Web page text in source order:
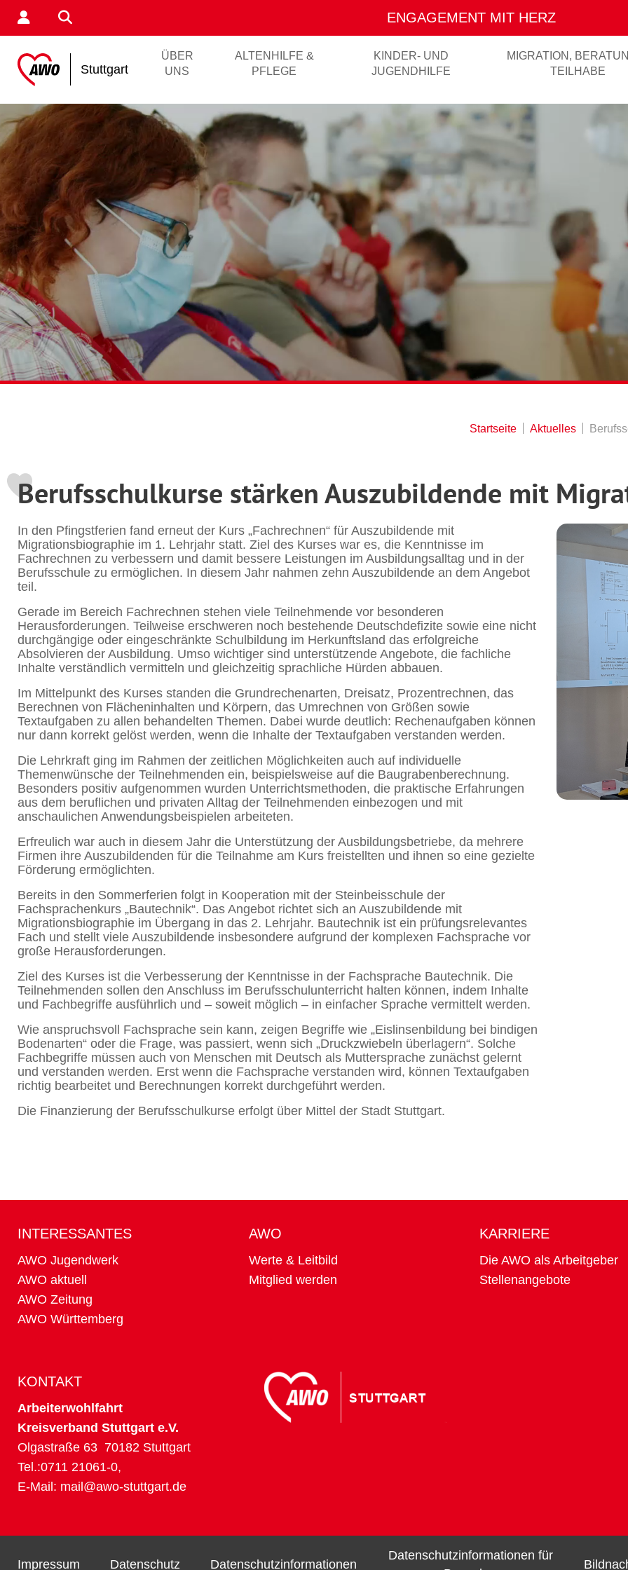
ENGAGEMENT MIT HERZ
Stuttgart
ÜBER
UNS
ALTENHILFE &
PFLEGE
KINDER- UND
JUGENDHILFE
MIGRATION,
TEILHABE
Startseite Aktuelles
Berufsschulkurse stärken Auszubildende mit
In den Pfingstferien fand erneut der Kurs „Fachrechnen“ für Auszubildende mit
Migrationsbiographie im 1. Lehrjahr statt. Ziel des Kurses war es, die Kenntnisse im
Fachrechnen zu verbessern und damit bessere Leistungen im Ausbildungsalltag und in der
Berufsschule zu ermöglichen. In diesem Jahr nahmen zehn Auszubildende an dem Angebot
teil.
Gerade im Bereich Fachrechnen stehen viele Teilnehmende vor besonderen
Herausforderungen. Teilweise erschweren noch bestehende Deutschdefizite sowie eine nicht
durchgängige oder eingeschränkte Schulbildung im Herkunftsland das erfolgreiche
Absolvieren der Ausbildung. Umso wichtiger sind unterstützende Angebote, die fachliche
Inhalte verständlich vermitteln und gleichzeitig sprachliche Hürden abbauen.
Im Mittelpunkt des Kurses standen die Grundrechenarten, Dreisatz, Prozentrechnen, das
Berechnen von Flächeninhalten und Körpern, das Umrechnen von Größen sowie
Textaufgaben zu allen behandelten Themen. Dabei wurde deutlich: Rechenaufgaben können
nur dann korrekt gelöst werden, wenn die Inhalte der Textaufgaben verstanden werden.
Die Lehrkraft ging im Rahmen der zeitlichen Möglichkeiten auch auf individuelle
Themenwünsche der Teilnehmenden ein, beispielsweise auf die Baugrabenberechnung.
Besonders positiv aufgenommen wurden Unterrichtsmethoden, die praktische Erfahrungen
aus dem beruflichen und privaten Alltag der Teilnehmenden einbezogen und mit
anschaulichen Anwendungsbeispielen arbeiteten.
Erfreulich war auch in diesem Jahr die Unterstützung der Ausbildungsbetriebe, da mehrere
Firmen ihre Auszubildenden für die Teilnahme am Kurs freistellten und ihnen so eine gezielte
Förderung ermöglichten.
Bereits in den Sommerferien folgt in Kooperation mit der Steinbeisschule der
Fachsprachenkurs „Bautechnik“. Das Angebot richtet sich an Auszubildende mit
Migrationsbiographie im Übergang in das 2. Lehrjahr. Bautechnik ist ein prüfungsrelevantes
Fach und stellt viele Auszubildende insbesondere aufgrund der komplexen Fachsprache vor
große Herausforderungen.
Ziel des Kurses ist die Verbesserung der Kenntnisse in der Fachsprache Bautechnik. Die
Teilnehmenden sollen den Anschluss im Berufsschulunterricht halten können, indem Inhalte
und Fachbegriffe ausführlich und – soweit möglich – in einfacher Sprache vermittelt werden.
Wie anspruchsvoll Fachsprache sein kann, zeigen Begriffe wie „Eislinsenbildung bei bindigen
Bodenarten“ oder die Frage, was passiert, wenn sich „Druckzwiebeln überlagern“. Solche
Fachbegriffe müssen auch von Menschen mit Deutsch als Muttersprache zunächst gelernt
und verstanden werden. Erst wenn die Fachsprache verstanden wird, können Textaufgaben
richtig bearbeitet und Berechnungen korrekt durchgeführt werden.
Die Finanzierung der Berufsschulkurse erfolgt über Mittel der Stadt Stuttgart.
INTERESSANTES
AWO Jugendwerk
AWO aktuell
AWO Zeitung
AWO Württemberg
AWO
Werte & Leitbild
Mitglied werden
KARRIERE
Die AWO als Arbeitgeber
Stellenangebote
KONTAKT
Arbeiterwohlfahrt
Kreisverband Stuttgart e.V.
Olgastraße 63 70182 Stuttgart
Tel.:0711 21061-0,
E-Mail: mail@awo-stuttgart.de
Impressum Datenschutz Datenschutzinformationen
Datenschutzinformationen für